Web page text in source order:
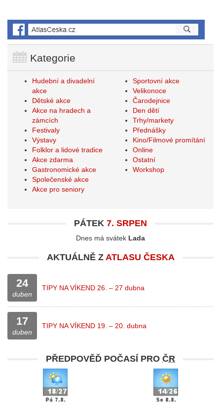
Kategorie
Hudební a divadelní
akce
Dětské akce
Akce na hradech a
zámcích
Festivaly
Výstavy
Folklor a lidové tradice
Akce zdarma
Gastronomické akce
Společenské akce
Akce pro seniory
Sportovní akce
Velikonoce
Čarodejnice
Den dětí
Trhy/markety
Přednášky
Kino/Filmové promítání
Online
Ostatní
Workshop
PÁTEK 7. SRPEN
Dnes má svátek Lada
AKTUÁLNĚ Z ATLASU ČESKA
24
duben
TIPY NA VÍKEND 26. – 27 dubna
17
duben
TIPY NA VÍKEND 19. – 20. dubna
PŘEDPOVĚĎ POČASÍ PRO ČR